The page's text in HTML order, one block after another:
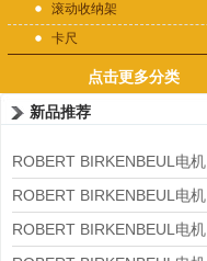
滚动收纳架
卡尺
点击更多分类
新品推荐
ROBERT BIRKENBEUL电机
8APE225M-4-IE3
ROBERT BIRKENBEUL电机
8APE180L-4 IE3
ROBERT BIRKENBEUL电机